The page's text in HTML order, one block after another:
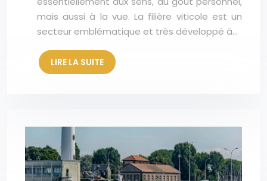
mais aussi à la vue. La filière viticole est un
secteur emblématique et très développé à…
LIRE LA SUITE